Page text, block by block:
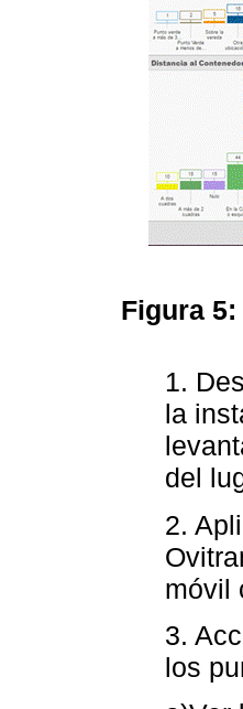
Figura 5:
1.
la
del
2.
móvil
3.
los